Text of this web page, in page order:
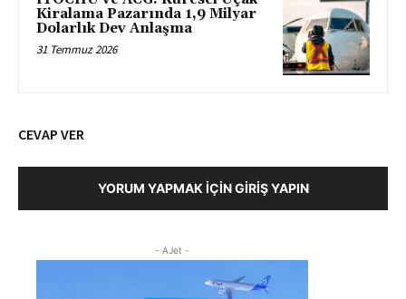
Kiralama Pazarında 1,9 Milyar
Dolarlık Dev Anlaşma
31 Temmuz 2026
CEVAP VER
YORUM YAPMAK İÇIN GIRIŞ YAPIN
- AJet -